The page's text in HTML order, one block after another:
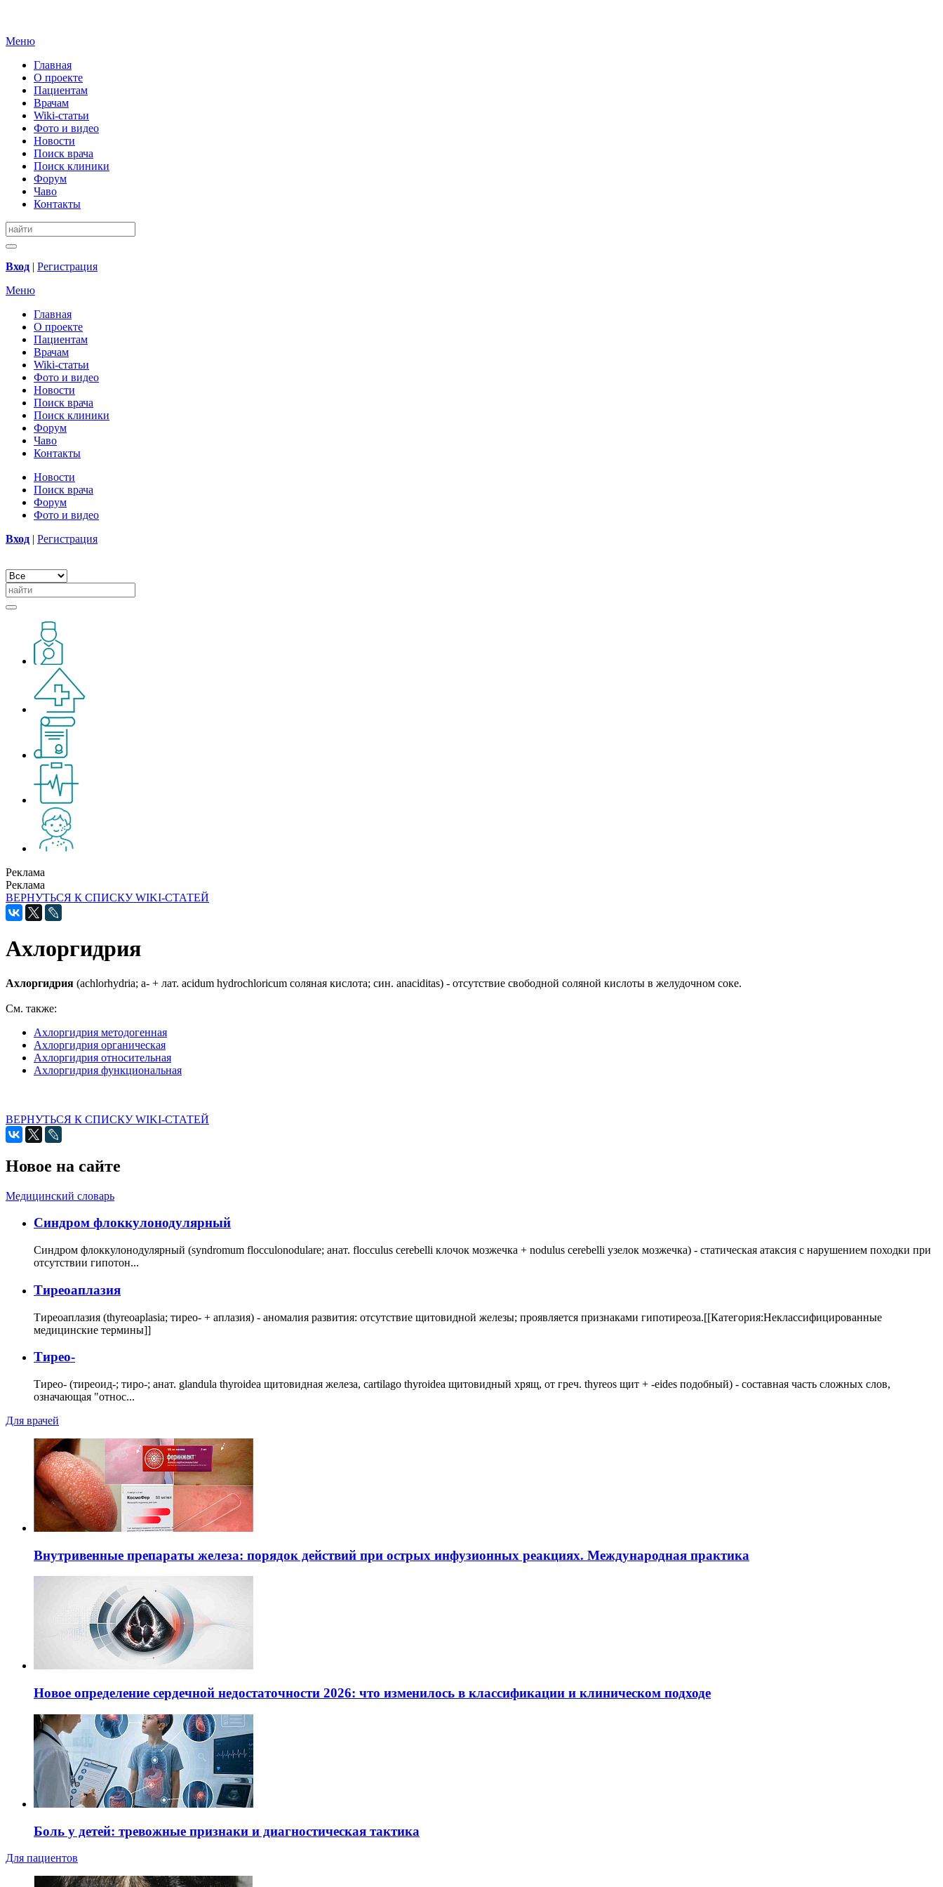
Меню
Главная
О проекте
Пациентам
Врачам
Wiki-статьи
Фото и видео
Новости
Поиск врача
Поиск клиники
Форум
Чаво
Контакты
Вход | Регистрация
Меню
Главная
О проекте
Пациентам
Врачам
Wiki-статьи
Фото и видео
Новости
Поиск врача
Поиск клиники
Форум
Чаво
Контакты
Новости
Поиск врача
Форум
Фото и видео
Вход | Регистрация
Реклама
Реклама
ВЕРНУТЬСЯ К СПИСКУ WIKI-СТАТЕЙ
Ахлоргидрия
Ахлоргидрия (achlorhydria; а- + лат. acidum hydrochloricum соляная кислота; син. anaciditas) - отсутствие свободной соляной кислоты в желудочном соке.
См. также:
Ахлоргидрия методогенная
Ахлоргидрия органическая
Ахлоргидрия относительная
Ахлоргидрия функциональная
ВЕРНУТЬСЯ К СПИСКУ WIKI-СТАТЕЙ
Новое на сайте
Медицинский словарь
Cиндром флоккулонодулярный
Синдром флоккулонодулярный (syndromum flocculonodulare; анат. flocculus cerebelli клочок мозжечка + nodulus cerebelli узелок мозжечка) - статическая атаксия с нарушением походки при
отсутствии гипотон...
Тиреоаплазия
Тиреоаплазия (thyreoaplasia; тирео- + аплазия) - аномалия развития: отсутствие щитовидной железы; проявляется признаками гипотиреоза.[[Категория:Неклассифицированные
медицинские термины]]
Тирео-
Тирео- (тиреоид-; тиро-; анат. glandula thyroidea щитовидная железа, cartilago thyroidea щитовидный хрящ, от греч. thyreos щит + -eides подобный) - составная часть сложных слов,
означающая "относ...
Для врачей
Внутривенные препараты железа: порядок действий при острых инфузионных реакциях. Международная практика
Новое определение сердечной недостаточности 2026: что изменилось в классификации и клиническом подходе
Боль у детей: тревожные признаки и диагностическая тактика
Для пациентов